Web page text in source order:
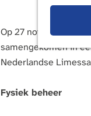
Op 27 november zijn
samengekomen in
Nederlandse
Fysiek beheer